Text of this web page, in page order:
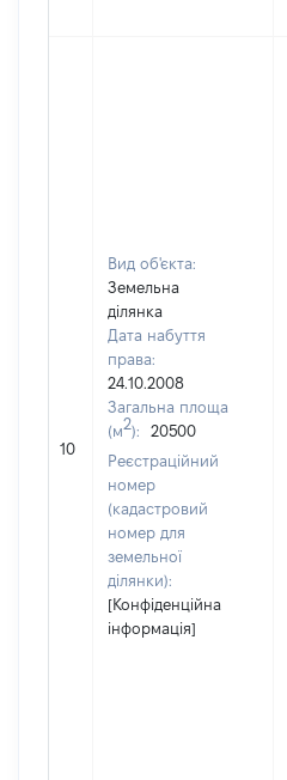
10
Вид об'єкта:
Земельна
ділянка
Дата набуття
права:
24.10.2008
Загальна площа
(м2):
20500
Реєстраційний
номер
(кадастровий
номер для
земельної
ділянки):
[Конфіденційна
інформація]